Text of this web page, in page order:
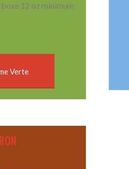
12 oz minimum
Verte